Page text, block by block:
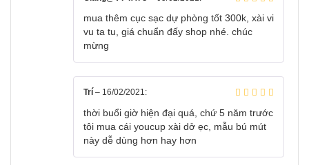
mua thêm cục sạc dự phòng tốt 300k, xài vi
vu ta tu, giá chuẩn đấy shop nhé. chúc
mừng
Trí – 16/02/2021 :
thời buổi giờ hiện đại quá, chứ 5 năm trước
tôi mua cái youcup xài dở ẹc, mẫu bú mút
này dễ dùng hơn hay hơn